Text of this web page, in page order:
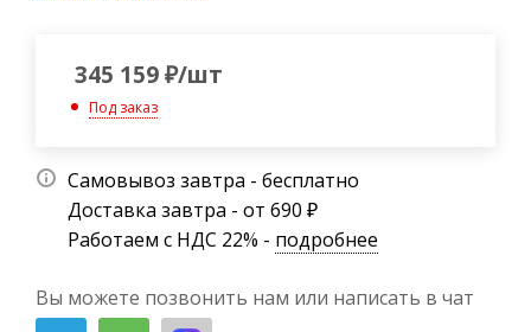
345 159₽/шт
Под заказ
Самовывоз завтра - бесплатно
Доставка завтра - от 690 ₽
Работаем с НДС 22% - подробнее
Вы можете позвонить нам или написать в чат